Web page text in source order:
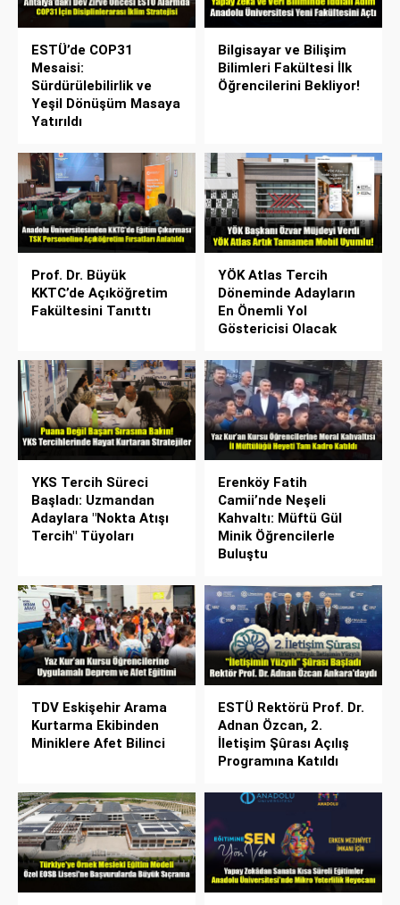
ESTÜ’de COP31
Mesaisi:
Sürdürülebilirlik ve
Yeşil Dönüşüm Masaya
Yatırıldı
Bilgisayar ve Bilişim
Bilimleri Fakültesi İlk
Öğrencilerini Bekliyor!
Prof. Dr. Büyük
KKTC’de Açıköğretim
Fakültesini Tanıttı
YÖK Atlas Tercih
Döneminde Adayların
En Önemli Yol
Göstericisi Olacak
YKS Tercih Süreci
Başladı: Uzmandan
Adaylara "Nokta Atışı
Tercih" Tüyoları
Erenköy Fatih
Camii’nde Neşeli
Kahvaltı: Müftü Gül
Minik Öğrencilerle
Buluştu
TDV Eskişehir Arama
Kurtarma Ekibinden
Miniklere Afet Bilinci
ESTÜ Rektörü Prof. Dr.
Adnan Özcan, 2.
İletişim Şûrası Açılış
Programına Katıldı